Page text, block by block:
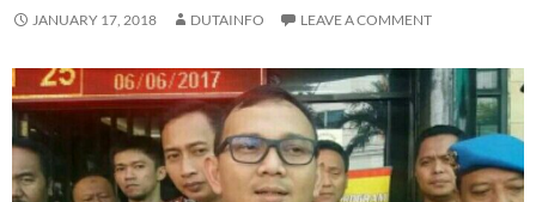
JANUARY 17, 2018 DUTAINFO LEAVE A COMMENT